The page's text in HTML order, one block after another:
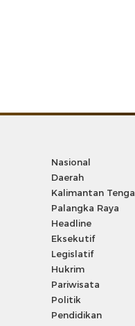
Nasional
Daerah
Kalimantan
Palangka Raya
Headline
Eksekutif
Legislatif
Hukrim
Pariwisata
Politik
Pendidikan